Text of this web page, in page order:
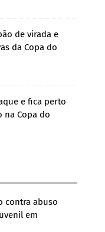
de virada e
da Copa do
e fica perto
na Copa do
contra abuso
em